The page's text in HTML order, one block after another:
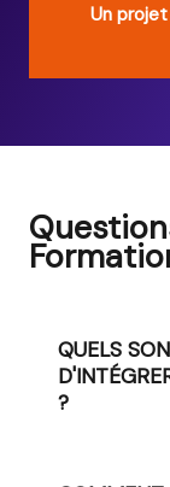
Un
QUELS
?